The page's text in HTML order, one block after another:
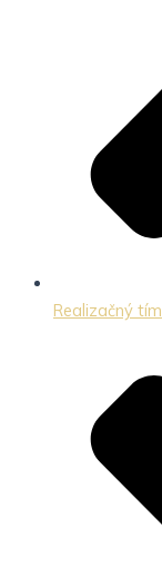
Realizačný tím